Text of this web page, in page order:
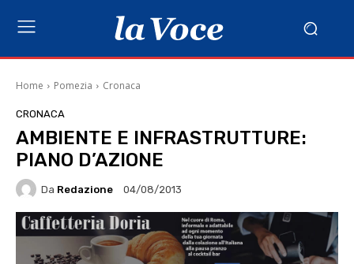
Home Pomezia Cronaca
CRONACA
AMBIENTE E INFRASTRUTTURE:
PIANO D’AZIONE
Da Redazione 04/08/2013